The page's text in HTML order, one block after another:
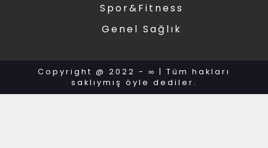
Spor&Fitness
Genel Sağlık
Copyright @ 2022 - ∞ | Tüm hakları
saklıymış öyle dediler.